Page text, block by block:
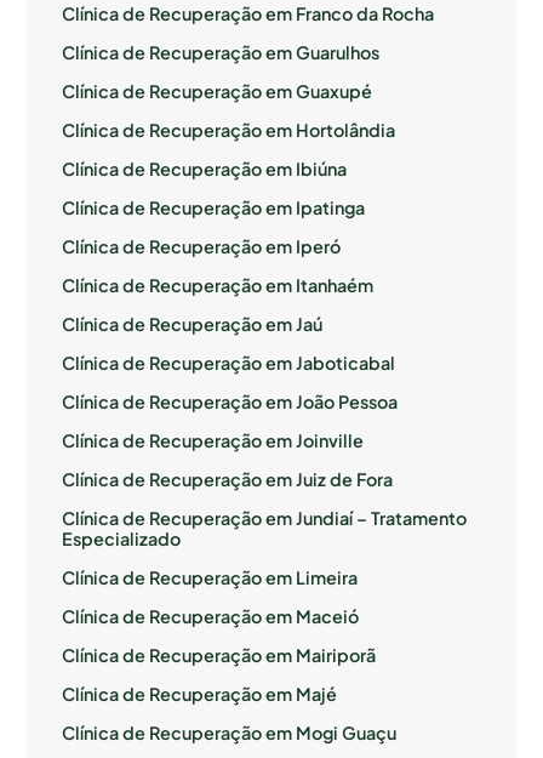
Clínica de Recuperação em Franco da Rocha
Clínica de Recuperação em Guarulhos
Clínica de Recuperação em Guaxupé
Clínica de Recuperação em Hortolândia
Clínica de Recuperação em Ibiúna
Clínica de Recuperação em Ipatinga
Clínica de Recuperação em Iperó
Clínica de Recuperação em Itanhaém
Clínica de Recuperação em Jaú
Clínica de Recuperação em Jaboticabal
Clínica de Recuperação em João Pessoa
Clínica de Recuperação em Joinville
Clínica de Recuperação em Juiz de Fora
Clínica de Recuperação em Jundiaí – Tratamento
Especializado
Clínica de Recuperação em Limeira
Clínica de Recuperação em Maceió
Clínica de Recuperação em Mairiporã
Clínica de Recuperação em Majé
Clínica de Recuperação em Mogi Guaçu